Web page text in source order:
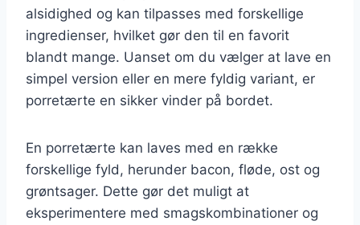
alsidighed og kan tilpasses med forskellige
ingredienser, hvilket gør den til en favorit
blandt mange. Uanset om du vælger at lave en
simpel version eller en mere fyldig variant, er
porretærte en sikker vinder på bordet.
En porretærte kan laves med en række
forskellige fyld, herunder bacon, fløde, ost og
grøntsager. Dette gør det muligt at
eksperimentere med smagskombinationer og